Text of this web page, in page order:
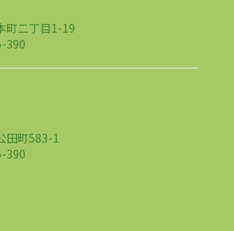
町二丁目1-19
390
田町583-1
390